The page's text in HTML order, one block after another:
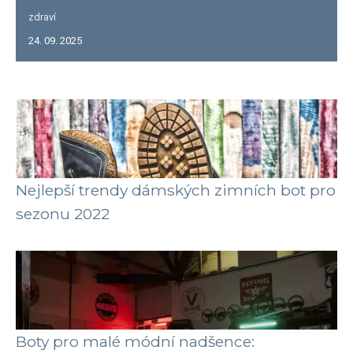
zdraví
24. 09. 2025
Nejlepší trendy dámských zimních bot pro
sezonu 2022
Boty pro malé módní nadšence: